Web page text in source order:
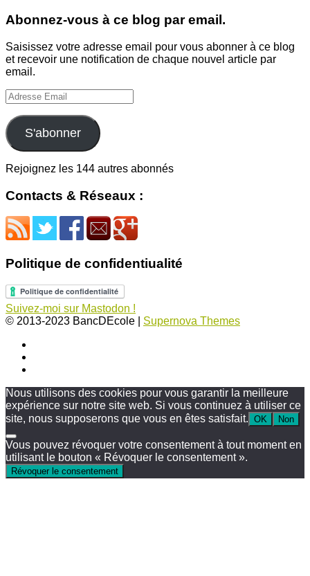
Abonnez-vous à ce blog par email.
Saisissez votre adresse email pour vous abonner à ce blog
et recevoir une notification de chaque nouvel article par
email.
Adresse
Email
S'abonner
Rejoignez les 144 autres abonnés
Contacts & Réseaux :
Politique de confidentiualité
Suivez-moi sur Mastodon !
© 2013-2023 BancDEcole
Supernova Themes
Nous utilisons des cookies pour vous garantir la meilleure
expérience sur notre site web. Si vous continuez à utiliser ce
site, nous supposerons que vous en êtes satisfait. OK Non
Vous pouvez révoquer votre consentement à tout moment en
utilisant le bouton « Révoquer le consentement ».
Révoquer le consentement